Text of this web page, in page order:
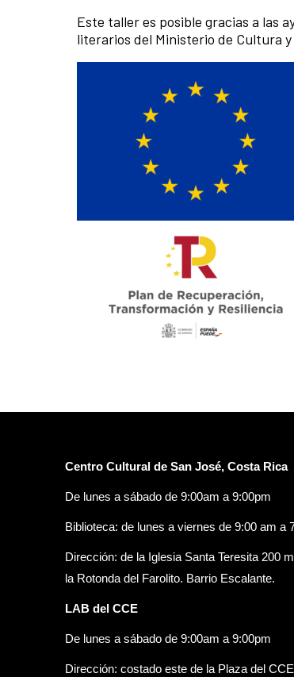
Este taller es posible gracias a las
literarios del Ministerio de Cultura
Centro Cultural de San José, Costa Rica
De lunes a sábado de 9:00am a 9:00pm
Biblioteca: de lunes a viernes de 9:00 am a
Dirección: de la Iglesia Santa Teresita 200
la Rotonda del Farolito. Barrio Escalante.
LAB del CCE
De lunes a sábado de 9:00am a 9:00pm
Dirección: costado este de la Plaza del